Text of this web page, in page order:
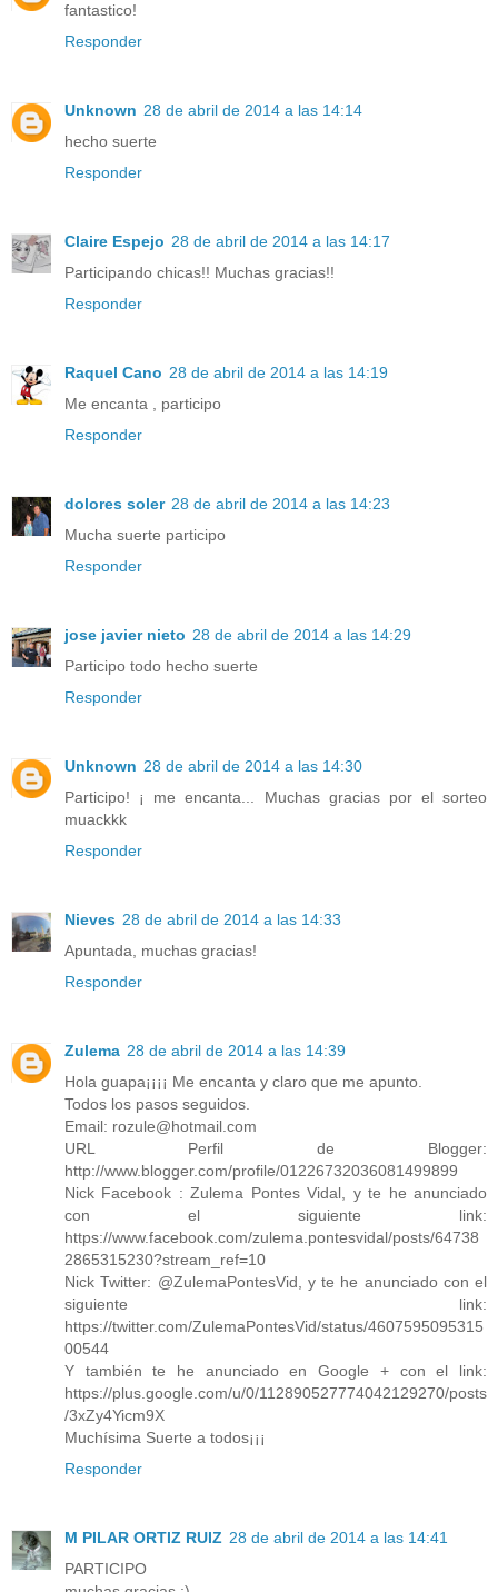
fantastico!
Responder
Unknown 28 de abril de 2014 a las 14:14
hecho suerte
Responder
Claire Espejo 28 de abril de 2014 a las 14:17
Participando chicas!! Muchas gracias!!
Responder
Raquel Cano 28 de abril de 2014 a las 14:19
Me encanta , participo
Responder
dolores soler 28 de abril de 2014 a las 14:23
Mucha suerte participo
Responder
jose javier nieto 28 de abril de 2014 a las 14:29
Participo todo hecho suerte
Responder
Unknown 28 de abril de 2014 a las 14:30
Participo! ¡ me encanta... Muchas gracias por el sorteo
muackkk
Responder
Nieves 28 de abril de 2014 a las 14:33
Apuntada, muchas gracias!
Responder
Zulema 28 de abril de 2014 a las 14:39
Hola guapa¡¡¡¡ Me encanta y claro que me apunto.
Todos los pasos seguidos.
Email: rozule@hotmail.com
URL Perfil de Blogger:
http://www.blogger.com/profile/01226732036081499899
Nick Facebook : Zulema Pontes Vidal, y te he anunciado
con el siguiente link:
https://www.facebook.com/zulema.pontesvidal/posts/64738
2865315230?stream_ref=10
Nick Twitter: @ZulemaPontesVid, y te he anunciado con el
siguiente link:
https://twitter.com/ZulemaPontesVid/status/4607595095315
00544
Y también te he anunciado en Google + con el link:
https://plus.google.com/u/0/112890527774042129270/posts
/3xZy4Yicm9X
Muchísima Suerte a todos¡¡¡
Responder
M PILAR ORTIZ RUIZ 28 de abril de 2014 a las 14:41
PARTICIPO